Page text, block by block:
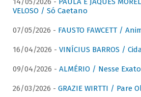
VELOSO / Só Caetano
07/05/2026 - FAUSTO FAWCETT /
16/04/2026 - VINÍCIUS BARROS /
09/04/2026 - ALMÉRIO / Nesse
26/03/2026 - GRAZIE WIRTTI / Pare